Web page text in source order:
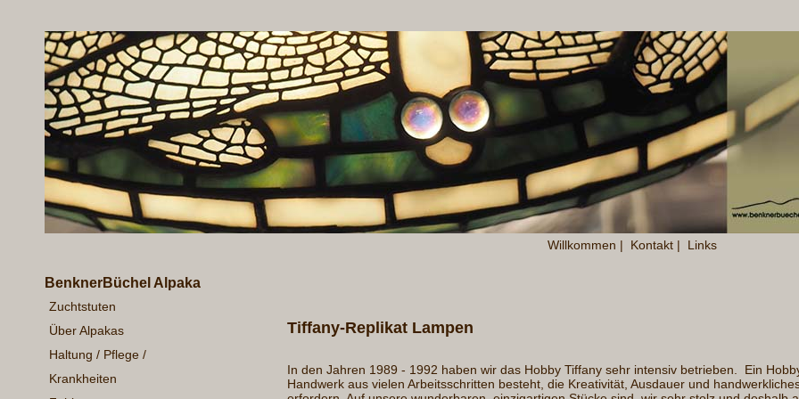
Willkommen | Kontakt | Links
BenknerBüchel Alpaka
Zuchtstuten
Über Alpakas
Haltung / Pflege /
Krankheiten
Tiffany-Replikat Lampen
In den Jahren 1989 - 1992 haben wir das Hobby Tiffany sehr intensiv betrieben. Ein
Handwerk aus vielen Arbeitsschritten besteht, die Kreativität, Ausdauer und